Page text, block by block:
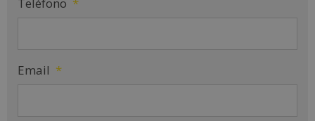
Teléfono *
Email *